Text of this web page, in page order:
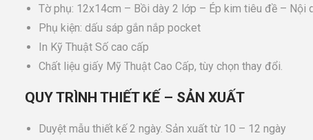
Tờ phụ: 12x14cm – Bồi dày 2 lớp – Ép kim tiêu đề – Nội
Phụ kiện: dấu sáp gắn nắp pocket
In Kỹ Thuật Số cao cấp
Chất liệu giấy Mỹ Thuật Cao Cấp, tùy chọn thay đổi.
QUY TRÌNH THIẾT KẾ – SẢN XUẤT
Duyệt mẫu thiết kế 2 ngày. Sản xuất từ 10 – 12 ngày